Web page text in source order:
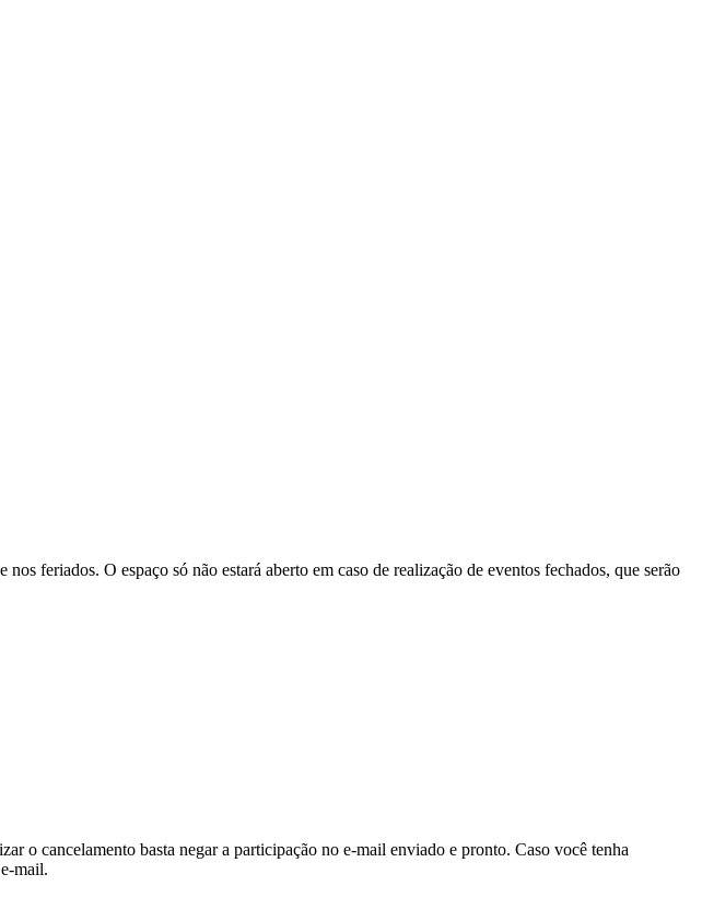
feriados. O espaço só não estará aberto em caso de realização de eventos fechados, que serão
o cancelamento basta negar a participação no e-mail enviado e pronto. Caso você tenha
mail.